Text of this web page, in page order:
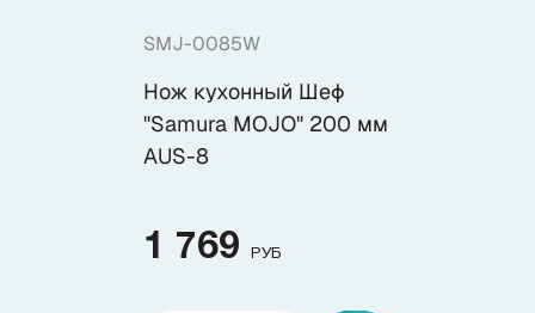
Популярные подборки
Аксессуары
Подарочные карты
SMJ-0085W
Нож кухонный Шеф
"Samura MOJO" 200 мм
AUS-8
1 769 РУБ